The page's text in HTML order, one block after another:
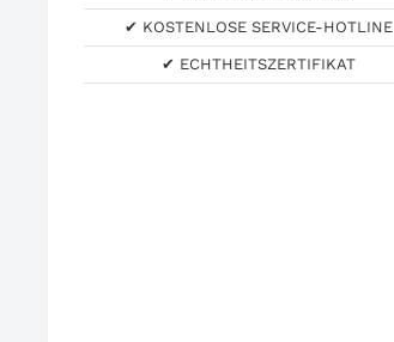
✔ KOSTENLOSE SERVICE-HOTLINE
✔ ECHTHEITSZERTIFIKAT